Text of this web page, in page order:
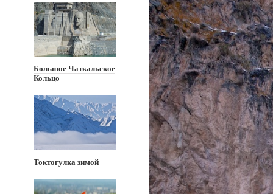
Большое Чаткальское
Кольцо
Токтогулка зимой